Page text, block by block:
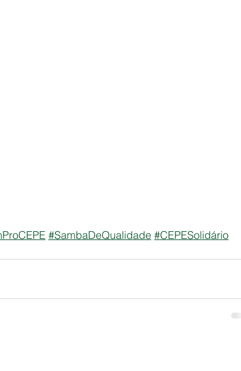
#SambaDeQualidade #CEPESolidário